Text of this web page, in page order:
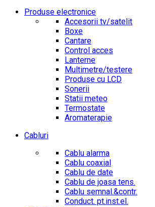
Produse electronice
Accesorii tv/satelit
Boxe
Cantare
Control acces
Lanterne
Multimetre/testere
Produse cu LCD
Sonerii
Statii meteo
Termostate
Aromaterapie
Cabluri
Cablu alarma
Cablu coaxial
Cablu de date
Cablu de joasa tens.
Cablu semnal.&contr.
Conduct. pt.inst.el.